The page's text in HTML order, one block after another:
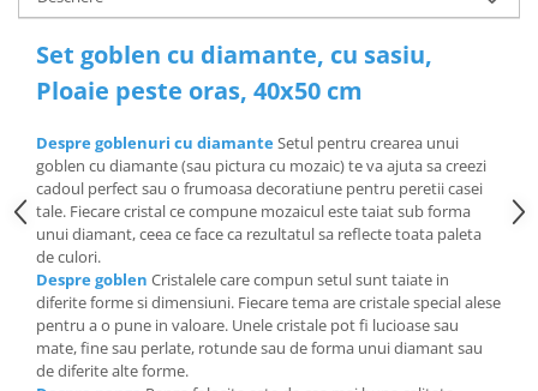
Set goblen cu diamante, cu sasiu,
Ploaie peste oras, 40x50 cm
Despre goblenuri cu diamanteSetul pentru crearea unui
goblen cu diamante (sau pictura cu mozaic) te va ajuta sa creezi
cadoul perfect sau o frumoasa decoratiune pentru peretii casei
tale. Fiecare cristal ce compune mozaicul este taiat sub forma
unui diamant, ceea ce face ca rezultatul sa reflecte toata paleta
de culori.
Despre goblen Cristalele care compun setul sunt taiate in
diferite forme si dimensiuni. Fiecare tema are cristale special alese
pentru a o pune in valoare. Unele cristale pot fi lucioase sau
mate, fine sau perlate, rotunde sau de forma unui diamant sau
de diferite alte forme.